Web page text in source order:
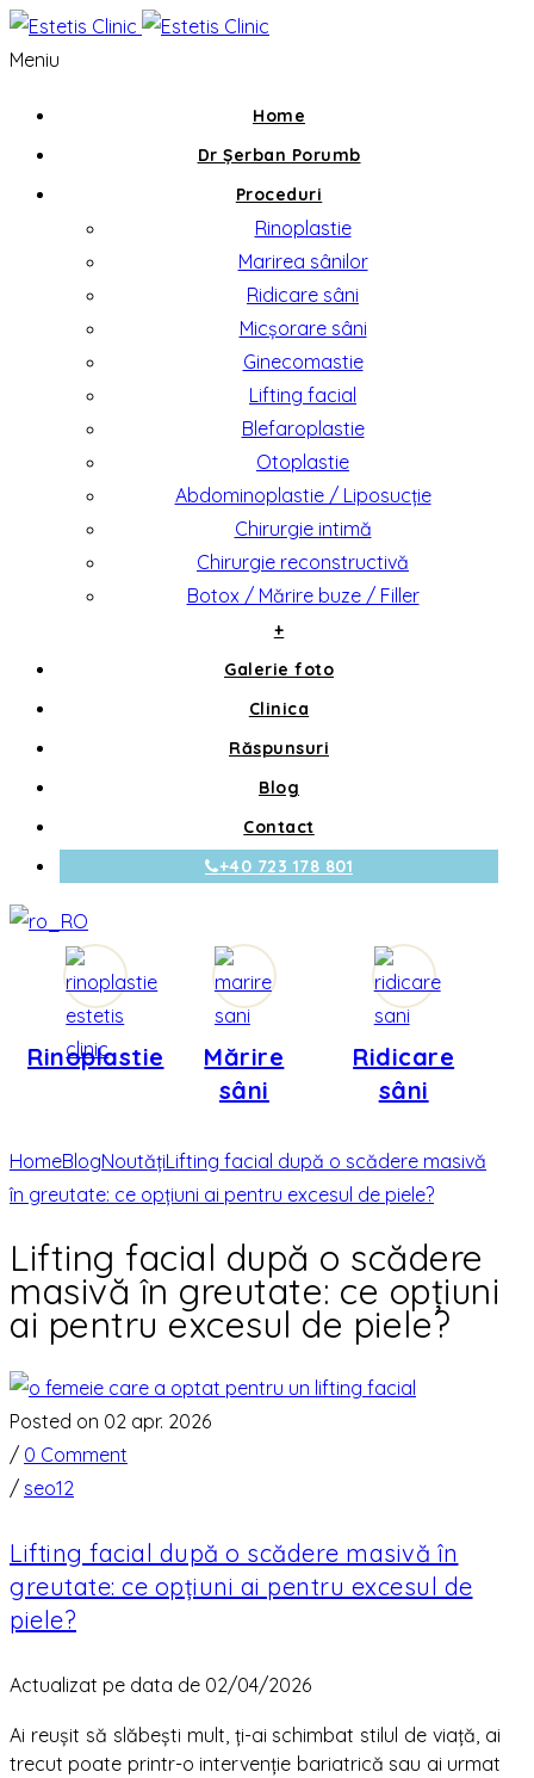
Meniu
Home
Dr Șerban Porumb
Proceduri
Rinoplastie
Marirea sânilor
Ridicare sâni
Micșorare sâni
Ginecomastie
Lifting facial
Blefaroplastie
Otoplastie
Abdominoplastie / Liposucție
Chirurgie intimă
Chirurgie reconstructivă
Botox / Mărire buze / Filler
+
Galerie foto
Clinica
Răspunsuri
Blog
Contact
+40 723 178 801
Rinoplastie
Mărire
sâni
Ridicare
sâni
HomeBlogNoutățiLifting facial după o scădere masivă
în greutate: ce opțiuni ai pentru excesul de piele?
Lifting facial după o scădere
masivă în greutate: ce opțiuni
ai pentru excesul de piele?
Posted on 02 apr. 2026
/ 0 Comment
/ seo12
Lifting facial după o scădere masivă în
greutate: ce opțiuni ai pentru excesul de
piele?
Actualizat pe data de 02/04/2026
Ai reușit să slăbești mult, ți-ai schimbat stilul de viață, ai
trecut poate printr-o intervenție bariatrică sau ai urmat